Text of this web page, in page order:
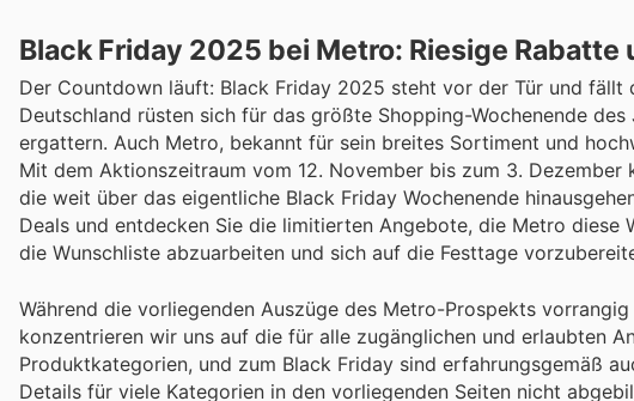
Black Friday 2025 bei Metro: Riesige Rabatte
Der Countdown läuft: Black Friday 2025 steht vor der Tür und fällt
Deutschland rüsten sich für das größte Shopping-Wochenende
ergattern. Auch Metro, bekannt für sein breites Sortiment und
Mit dem Aktionszeitraum vom 12. November bis zum 3. Dezember
die weit über das eigentliche Black Friday Wochenende
Deals und entdecken Sie die limitierten Angebote, die Metro
die Wunschliste abzuarbeiten und sich auf die Festtage
Während die vorliegenden Auszüge des Metro-Prospekts
konzentrieren wir uns auf die für alle zugänglichen und erlaubten
Produktkategorien, und zum Black Friday sind erfahrungsgemäß
Details für viele Kategorien in den vorliegenden Seiten nicht